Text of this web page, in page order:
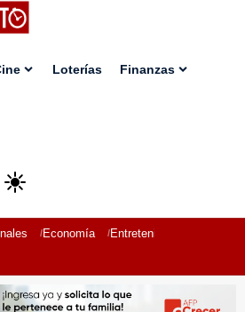
Loterías Finanzas
Economía Entretenimiento